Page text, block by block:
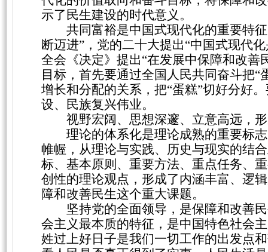
示了民生建设的时代意义。
共同富裕是中国式现代化的重要特
断迈进”，党的二十大提出“中国式现代
全会《决定》提出“在发展中保障和改
目标，首先要通过全国人民共同奋斗把
增长和分配的关系，把“蛋糕”切好分好
设、民族复兴伟业。
视野宏阔、思想深邃、立意高远，
理论的体系化是理论成熟的重要标
帷幄，从理论与实践、历史与现实的结
标、基本原则、重要方法、重点任务、
创性的理论观点，形成了内涵丰富、逻
障和改善民生这个重大课题。
坚持党的全面领导，是保障和改善
会主义最本质的特征，是中国特色社会
姓过上好日子是我们一切工作的出发点